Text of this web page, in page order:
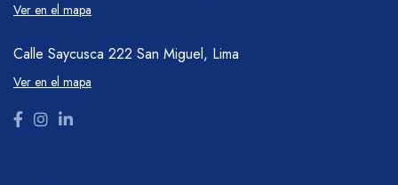
Ver en el mapa
Calle Saycusca 222 San Miguel, Lima
Ver en el mapa